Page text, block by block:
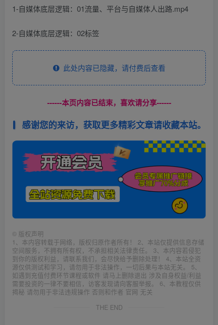
1-自媒体底层逻辑：01流量、平台与自媒体人出路.mp4
2-自媒体底层逻辑：02标签
此处内容已隐藏，请付费后查看
------本页内容已结束，喜欢请分享------
感谢您的来访，获取更多精彩文章请收藏本站。
© 版权声明
1、本内容转载于网络，版权归原作者所有！ 2、本站仅提供信息存储
空间服务，不拥有所有权，不承担相关法律责任。 3、本内容若侵犯
到你的版权利益，请联系我们，会尽快给予删除处理！ 4、本站全资
源仅供测试和学习，请勿用于非法操作，一切后果与本站无关。 5、
如遇到充值付费环节课程或软件 请马上删除退出 涉及自身权益/利益
需要投资的一律不要相信，访客发现请向客服举报。 6、本教程仅供
揭秘 请勿用于非法违规操作 否则和作者 官网 无关
THE END